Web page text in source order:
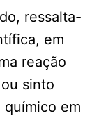
ressalta-
em
reação
sinto
químico em